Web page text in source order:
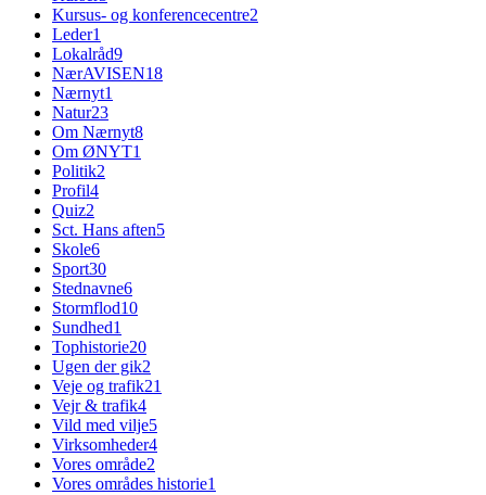
Kursus- og konferencecentre2
Leder1
Lokalråd9
NærAVISEN18
Nærnyt1
Natur23
Om Nærnyt8
Om ØNYT1
Politik2
Profil4
Quiz2
Sct. Hans aften5
Skole6
Sport30
Stednavne6
Stormflod10
Sundhed1
Tophistorie20
Ugen der gik2
Veje og trafik21
Vejr & trafik4
Vild med vilje5
Virksomheder4
Vores område2
Vores områdes historie1